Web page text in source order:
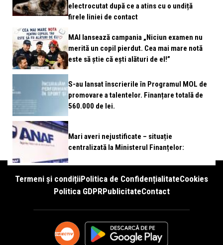
electrocutat după ce a atins cu o undiță
firele liniei de contact
MAI lansează campania „Niciun examen nu
merită un copil pierdut. Cea mai mare notă
este să știe că ești alături de el!”
S-au lansat înscrierile în Programul MOL de
promovare a talentelor. Finanțare totală de
560.000 de lei.
Mari averi nejustificate – situație
centralizată la Ministerul Finanțelor:
Termeni și condițiiPolitica de ConfidențialitateCookies
Politica GDPRPublicitateContact